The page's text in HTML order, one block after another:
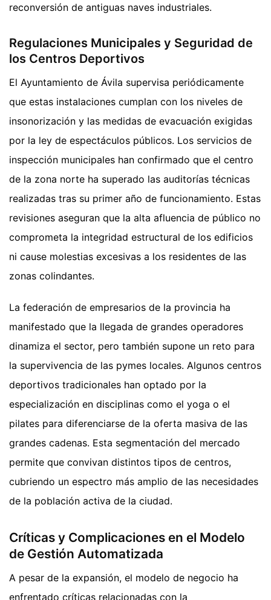
reconversión de antiguas naves industriales.
Regulaciones Municipales y Seguridad de
los Centros Deportivos
El Ayuntamiento de Ávila supervisa periódicamente
que estas instalaciones cumplan con los niveles de
insonorización y las medidas de evacuación exigidas
por la ley de espectáculos públicos. Los servicios de
inspección municipales han confirmado que el centro
de la zona norte ha superado las auditorías técnicas
realizadas tras su primer año de funcionamiento. Estas
revisiones aseguran que la alta afluencia de público no
comprometa la integridad estructural de los edificios
ni cause molestias excesivas a los residentes de las
zonas colindantes.
La federación de empresarios de la provincia ha
manifestado que la llegada de grandes operadores
dinamiza el sector, pero también supone un reto para
la supervivencia de las pymes locales. Algunos centros
deportivos tradicionales han optado por la
especialización en disciplinas como el yoga o el
pilates para diferenciarse de la oferta masiva de las
grandes cadenas. Esta segmentación del mercado
permite que convivan distintos tipos de centros,
cubriendo un espectro más amplio de las necesidades
de la población activa de la ciudad.
Críticas y Complicaciones en el Modelo
de Gestión Automatizada
A pesar de la expansión, el modelo de negocio ha
enfrentado críticas relacionadas con la